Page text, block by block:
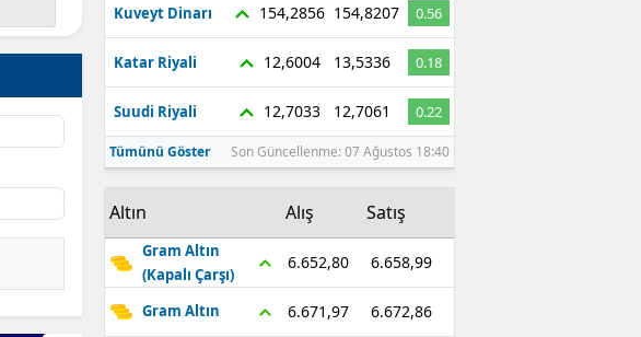
Kuveyt Dinarı 154,2856 154,8207 0.56
Katar Riyali 12,6004 13,5336 0.18
Suudi Riyali 12,7033 12,7061 0.22
Tümünü Göster Son Güncellenme: 07 Ağustos 18:40
Altın Alış Satış
Gram Altın
(Kapalı Çarşı)
6.652,80 6.658,99
Gram Altın 6.671,97 6.672,86